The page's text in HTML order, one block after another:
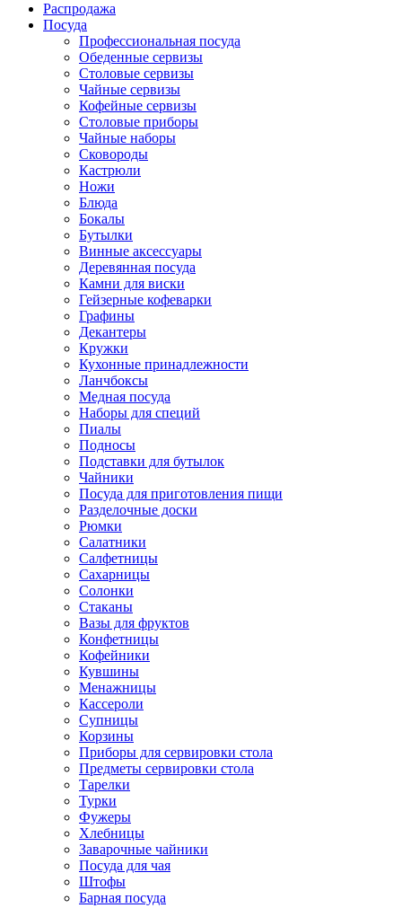
Распродажа
Посуда
Профессиональная посуда
Обеденные сервизы
Столовые сервизы
Чайные сервизы
Кофейные сервизы
Столовые приборы
Чайные наборы
Сковороды
Кастрюли
Ножи
Блюда
Бокалы
Бутылки
Винные аксессуары
Деревянная посуда
Камни для виски
Гейзерные кофеварки
Графины
Декантеры
Кружки
Кухонные принадлежности
Ланчбоксы
Медная посуда
Наборы для специй
Пиалы
Подносы
Подставки для бутылок
Чайники
Посуда для приготовления пищи
Разделочные доски
Рюмки
Салатники
Салфетницы
Сахарницы
Солонки
Стаканы
Вазы для фруктов
Конфетницы
Кофейники
Кувшины
Менажницы
Кассероли
Супницы
Корзины
Приборы для сервировки стола
Предметы сервировки стола
Тарелки
Турки
Фужеры
Хлебницы
Заварочные чайники
Посуда для чая
Штофы
Барная посуда